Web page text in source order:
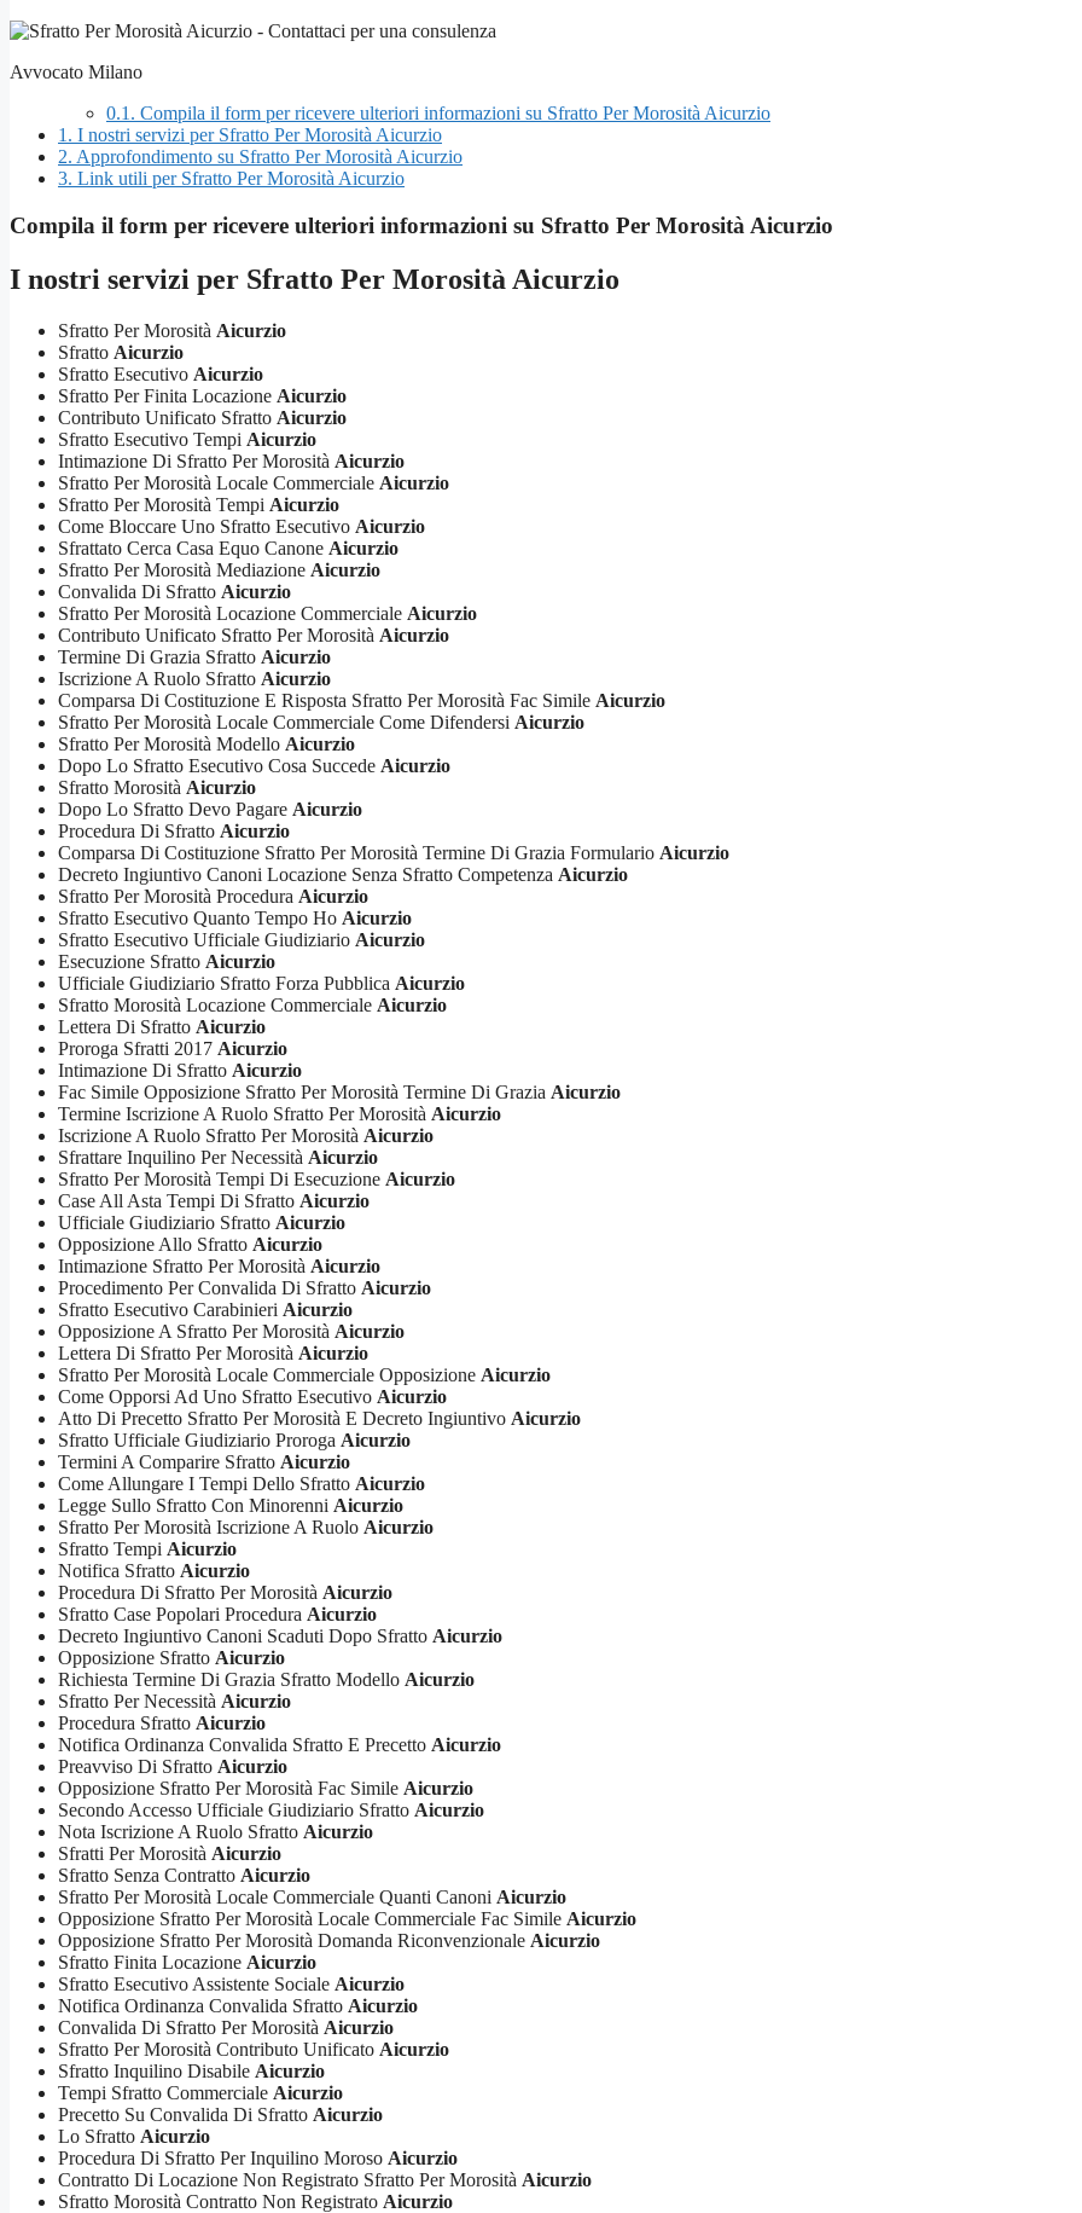
Avvocato Milano
0.1. Compila il form per ricevere ulteriori informazioni su Sfratto Per Morosità Aicurzio
1. I nostri servizi per Sfratto Per Morosità Aicurzio
2. Approfondimento su Sfratto Per Morosità Aicurzio
3. Link utili per Sfratto Per Morosità Aicurzio
Compila il form per ricevere ulteriori informazioni su Sfratto Per Morosità Aicurzio
I nostri servizi per Sfratto Per Morosità Aicurzio
Sfratto Per Morosità Aicurzio
Sfratto Aicurzio
Sfratto Esecutivo Aicurzio
Sfratto Per Finita Locazione Aicurzio
Contributo Unificato Sfratto Aicurzio
Sfratto Esecutivo Tempi Aicurzio
Intimazione Di Sfratto Per Morosità Aicurzio
Sfratto Per Morosità Locale Commerciale Aicurzio
Sfratto Per Morosità Tempi Aicurzio
Come Bloccare Uno Sfratto Esecutivo Aicurzio
Sfrattato Cerca Casa Equo Canone Aicurzio
Sfratto Per Morosità Mediazione Aicurzio
Convalida Di Sfratto Aicurzio
Sfratto Per Morosità Locazione Commerciale Aicurzio
Contributo Unificato Sfratto Per Morosità Aicurzio
Termine Di Grazia Sfratto Aicurzio
Iscrizione A Ruolo Sfratto Aicurzio
Comparsa Di Costituzione E Risposta Sfratto Per Morosità Fac Simile Aicurzio
Sfratto Per Morosità Locale Commerciale Come Difendersi Aicurzio
Sfratto Per Morosità Modello Aicurzio
Dopo Lo Sfratto Esecutivo Cosa Succede Aicurzio
Sfratto Morosità Aicurzio
Dopo Lo Sfratto Devo Pagare Aicurzio
Procedura Di Sfratto Aicurzio
Comparsa Di Costituzione Sfratto Per Morosità Termine Di Grazia Formulario Aicurzio
Decreto Ingiuntivo Canoni Locazione Senza Sfratto Competenza Aicurzio
Sfratto Per Morosità Procedura Aicurzio
Sfratto Esecutivo Quanto Tempo Ho Aicurzio
Sfratto Esecutivo Ufficiale Giudiziario Aicurzio
Esecuzione Sfratto Aicurzio
Ufficiale Giudiziario Sfratto Forza Pubblica Aicurzio
Sfratto Morosità Locazione Commerciale Aicurzio
Lettera Di Sfratto Aicurzio
Proroga Sfratti 2017 Aicurzio
Intimazione Di Sfratto Aicurzio
Fac Simile Opposizione Sfratto Per Morosità Termine Di Grazia Aicurzio
Termine Iscrizione A Ruolo Sfratto Per Morosità Aicurzio
Iscrizione A Ruolo Sfratto Per Morosità Aicurzio
Sfrattare Inquilino Per Necessità Aicurzio
Sfratto Per Morosità Tempi Di Esecuzione Aicurzio
Case All Asta Tempi Di Sfratto Aicurzio
Ufficiale Giudiziario Sfratto Aicurzio
Opposizione Allo Sfratto Aicurzio
Intimazione Sfratto Per Morosità Aicurzio
Procedimento Per Convalida Di Sfratto Aicurzio
Sfratto Esecutivo Carabinieri Aicurzio
Opposizione A Sfratto Per Morosità Aicurzio
Lettera Di Sfratto Per Morosità Aicurzio
Sfratto Per Morosità Locale Commerciale Opposizione Aicurzio
Come Opporsi Ad Uno Sfratto Esecutivo Aicurzio
Atto Di Precetto Sfratto Per Morosità E Decreto Ingiuntivo Aicurzio
Sfratto Ufficiale Giudiziario Proroga Aicurzio
Termini A Comparire Sfratto Aicurzio
Come Allungare I Tempi Dello Sfratto Aicurzio
Legge Sullo Sfratto Con Minorenni Aicurzio
Sfratto Per Morosità Iscrizione A Ruolo Aicurzio
Sfratto Tempi Aicurzio
Notifica Sfratto Aicurzio
Procedura Di Sfratto Per Morosità Aicurzio
Sfratto Case Popolari Procedura Aicurzio
Decreto Ingiuntivo Canoni Scaduti Dopo Sfratto Aicurzio
Opposizione Sfratto Aicurzio
Richiesta Termine Di Grazia Sfratto Modello Aicurzio
Sfratto Per Necessità Aicurzio
Procedura Sfratto Aicurzio
Notifica Ordinanza Convalida Sfratto E Precetto Aicurzio
Preavviso Di Sfratto Aicurzio
Opposizione Sfratto Per Morosità Fac Simile Aicurzio
Secondo Accesso Ufficiale Giudiziario Sfratto Aicurzio
Nota Iscrizione A Ruolo Sfratto Aicurzio
Sfratti Per Morosità Aicurzio
Sfratto Senza Contratto Aicurzio
Sfratto Per Morosità Locale Commerciale Quanti Canoni Aicurzio
Opposizione Sfratto Per Morosità Locale Commerciale Fac Simile Aicurzio
Opposizione Sfratto Per Morosità Domanda Riconvenzionale Aicurzio
Sfratto Finita Locazione Aicurzio
Sfratto Esecutivo Assistente Sociale Aicurzio
Notifica Ordinanza Convalida Sfratto Aicurzio
Convalida Di Sfratto Per Morosità Aicurzio
Sfratto Per Morosità Contributo Unificato Aicurzio
Sfratto Inquilino Disabile Aicurzio
Tempi Sfratto Commerciale Aicurzio
Precetto Su Convalida Di Sfratto Aicurzio
Lo Sfratto Aicurzio
Procedura Di Sfratto Per Inquilino Moroso Aicurzio
Contratto Di Locazione Non Registrato Sfratto Per Morosità Aicurzio
Sfratto Morosità Contratto Non Registrato Aicurzio